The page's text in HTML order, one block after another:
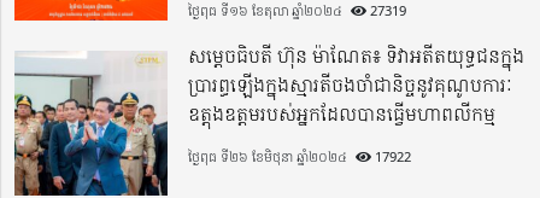
ថ្ងៃពុធ ទី១៦ ខែតុលា ឆ្នាំ២០២៤ 27319
សម្តេចធិបតី ហ៊ុន ម៉ាណែត៖ ទិវាអតីតយុទ្ធជនក្នុង
ប្រារព្ធឡើងក្នុងស្មារតីចងចាំជានិច្ចនូវគុណូបការៈ
ឧត្តុងឧត្តមរបស់អ្នកដែលបានធ្វើមហាពលីកម្ម
ថ្ងៃពុធ ទី២៦ ខែមិថុនា ឆ្នាំ២០២៤ 17922